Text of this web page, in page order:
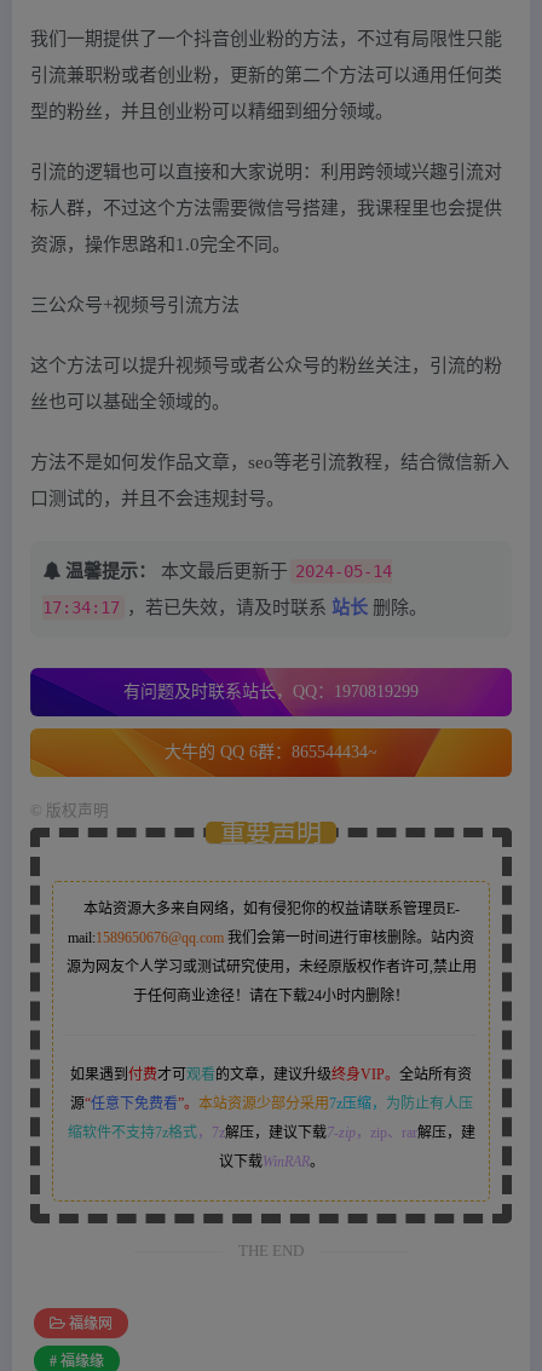
我们一期提供了一个抖音创业粉的方法，不过有局限性只能
引流兼职粉或者创业粉，更新的第二个方法可以通用任何类
型的粉丝，并且创业粉可以精细到细分领域。
引流的逻辑也可以直接和大家说明：利用跨领域兴趣引流对
标人群，不过这个方法需要微信号搭建，我课程里也会提供
资源，操作思路和1.0完全不同。
三公众号+视频号引流方法
这个方法可以提升视频号或者公众号的粉丝关注，引流的粉
丝也可以基础全领域的。
方法不是如何发作品文章，seo等老引流教程，结合微信新入
口测试的，并且不会违规封号。
温馨提示： 本文最后更新于 2024-05-14
17:34:17 ，若已失效，请及时联系 站长 删除。
有问题及时联系站长，QQ：1970819299
大牛的 QQ 6群：865544434~
版权声明
重要声明
本站资源大多来自网络，如有侵犯你的权益请联系管理员E-
mail:1589650676@qq.com 我们会第一时间进行审核删除。站内资
源为网友个人学习或测试研究使用，未经原版权作者许可,禁止用
于任何商业途径！请在下载24小时内删除！
如果遇到 付费才可 观看 的文章，建议升级终身VIP。 全站所有资
源“任意下免费看”。 本站资源少部分采用7z压缩，
为防止有人压
缩软件不支持7z格式，7z解压，建议下载7-zip，zip、rar解压，建
议下载WinRAR。
THE END
福缘网
# 福缘缘